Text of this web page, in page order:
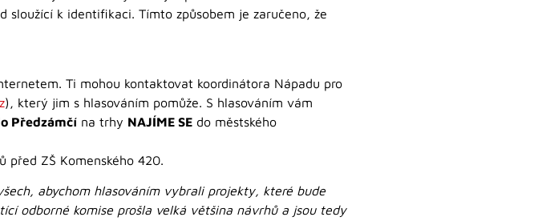
sloužící k identifikaci. Tímto způsobem je zaručeno, že
Ti mohou kontaktovat koordinátora Nápadu pro
), který jim s hlasováním pomůže. S hlasováním vám
Předzámčí na trhy NAJÍME SE do městského
před ZŠ Komenského 420.
abychom hlasováním vybrali projekty, které bude
odborné komise prošla velká většina návrhů a jsou tedy